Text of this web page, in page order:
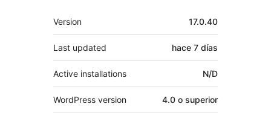
Meta
Version 17.0.40
Last updated hace 7 días
Active installations N/D
WordPress version 4.0 o superior